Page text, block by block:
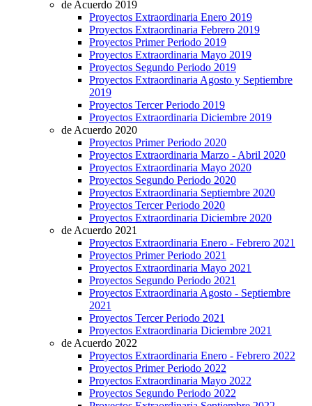
de Acuerdo 2019
Proyectos Extraordinaria Enero 2019
Proyectos Extraordinaria Febrero 2019
Proyectos Primer Periodo 2019
Proyectos Extraordinaria Mayo 2019
Proyectos Segundo Periodo 2019
Proyectos Extraordinaria Agosto y Septiembre
2019
Proyectos Tercer Periodo 2019
Proyectos Extraordinaria Diciembre 2019
de Acuerdo 2020
Proyectos Primer Periodo 2020
Proyectos Extraordinaria Marzo - Abril 2020
Proyectos Extraordinaria Mayo 2020
Proyectos Segundo Periodo 2020
Proyectos Extraordinaria Septiembre 2020
Proyectos Tercer Periodo 2020
Proyectos Extraordinaria Diciembre 2020
de Acuerdo 2021
Proyectos Extraordinaria Enero - Febrero 2021
Proyectos Primer Periodo 2021
Proyectos Extraordinaria Mayo 2021
Proyectos Segundo Periodo 2021
Proyectos Extraordinaria Agosto - Septiembre
2021
Proyectos Tercer Periodo 2021
Proyectos Extraordinaria Diciembre 2021
de Acuerdo 2022
Proyectos Extraordinaria Enero - Febrero 2022
Proyectos Primer Periodo 2022
Proyectos Extraordinaria Mayo 2022
Proyectos Segundo Periodo 2022